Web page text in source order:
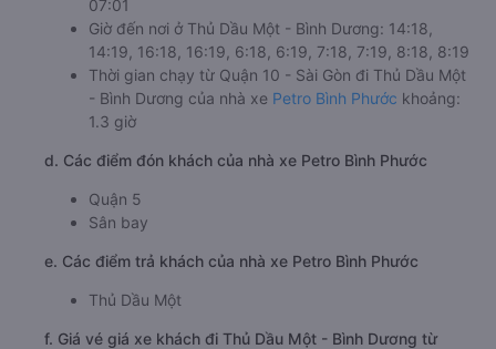
07:01
Giờ đến nơi ở Thủ Dầu Một - Bình Dương: 14:18,
14:19, 16:18, 16:19, 6:18, 6:19, 7:18, 7:19, 8:18, 8:19
Thời gian chạy từ Quận 10 - Sài Gòn đi Thủ Dầu Một
- Bình Dương của nhà xe Petro Bình Phước khoảng:
1.3 giờ
d. Các điểm đón khách của nhà xe Petro Bình Phước
Quận 5
Sân bay
e. Các điểm trả khách của nhà xe Petro Bình Phước
Thủ Dầu Một
f. Giá vé giá xe khách đi Thủ Dầu Một - Bình Dương từ